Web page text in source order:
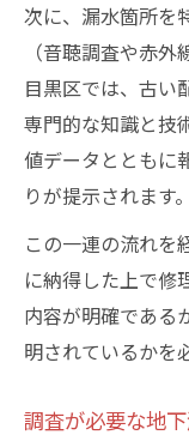
次に、漏水箇所を
（音聴調査や赤
目黒区では、古い
専門的な知識と技
値データとともに
りが提示されます。
この一連の流れを
に納得した上で修
内容が明確である
明されているかを
調査が必要な地